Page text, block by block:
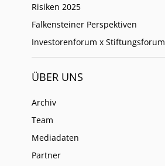
Risiken 2025
Falkensteiner Perspektiven
Investorenforum x Stiftungsforum
ÜBER UNS
Archiv
Team
Mediadaten
Partner